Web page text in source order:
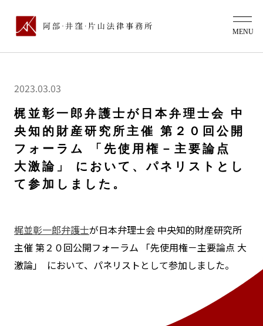
2023.03.03
梶並彰一郎弁護士が日本弁理士会 中
央知的財産研究所主催 第２０回公開
フォーラム 「先使用権－主要論点
大激論」 において、パネリストとし
て参加しました。
梶並彰一郎弁護士が日本弁理士会 中央知的財産研究所
主催 第２０回公開フォーラム 「先使用権－主要論点 大
激論」 において、パネリストとして参加しました。